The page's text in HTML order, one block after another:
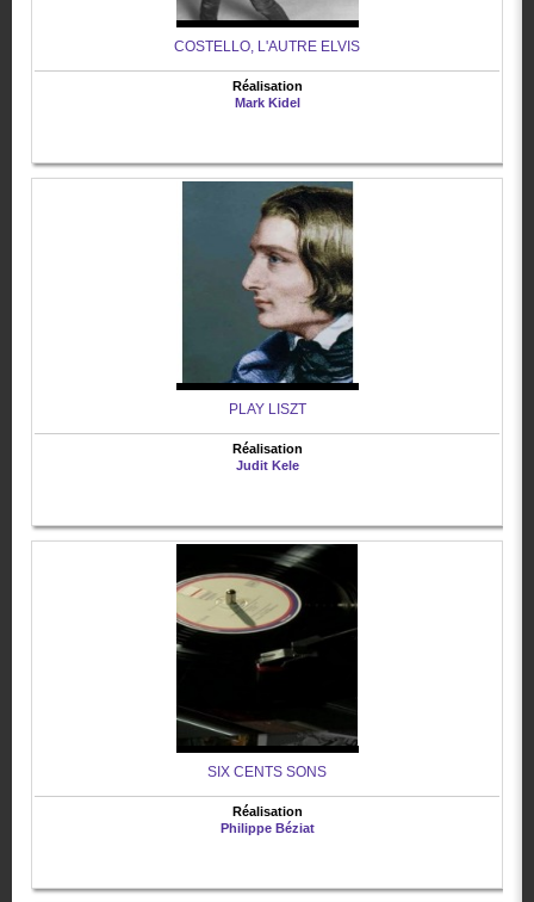
COSTELLO, L'AUTRE ELVIS
Réalisation
Mark Kidel
PLAY LISZT
Réalisation
Judit Kele
SIX CENTS SONS
Réalisation
Philippe Béziat